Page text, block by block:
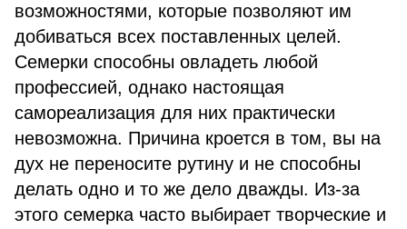
возможностями, которые позволяют им
добиваться всех поставленных целей.
Семерки способны овладеть любой
профессией, однако настоящая
самореализация для них практически
невозможна. Причина кроется в том, вы на
дух не переносите рутину и не способны
делать одно и то же дело дважды. Из-за
этого семерка часто выбирает творческие и